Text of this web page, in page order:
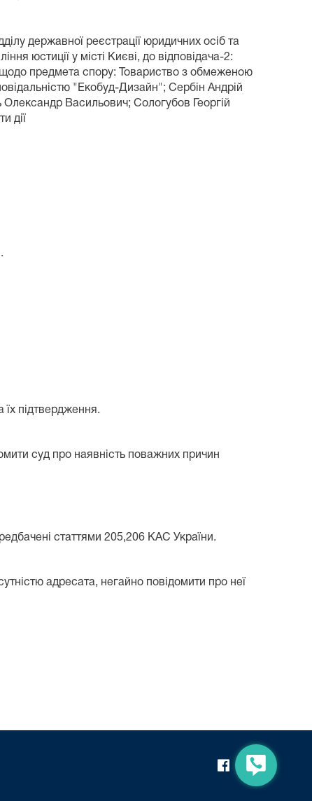
державної реєстрації юридичних осіб та
юстиції у місті Києві, до відповідача-2:
щодо предмета спору: Товариство з обмеженою
"Екобуд-Дизайн"; Сербін Андрій
Васильович; Сологубов Георгій
дії
підтвердження.
суд про наявність поважних причин
статтями 205,206 КАС України.
адресата, негайно повідомити про неї